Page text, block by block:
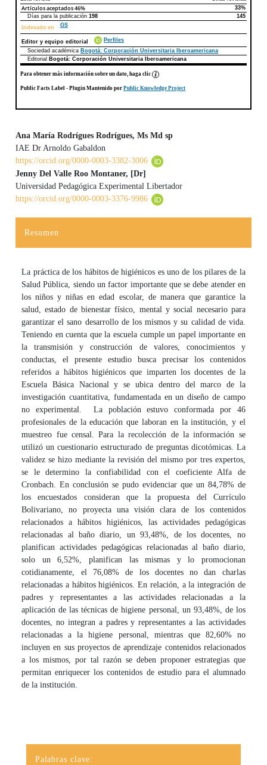
Artículos aceptados46%
33%
Días para la publicación198 145
Indexado en GS
Editor y equipo editorial
Perfiles
Sociedad académica Bogotá: Corporación Universitaria Iberoamericana
Editorial
Bogotá: Corporación Universitaria Iberoamericana
Para obtener más información sobre un dato, haga clic
Public Facts Label - Plugin Mantenido porPublic Knowledge Project
Contenido principal del artículo
Ana María Rodrígues Rodrígues, Ms Md sp
IAE Dr Arnoldo Gabaldon
https://orcid.org/0000-0003-3382-3006
Jenny Del Valle Roo Montaner, [Dr]
Universidad Pedagógica Experimental Libertador
https://orcid.org/0000-0003-3376-9986
Resumen
La práctica de los hábitos de higiénicos es uno de los pilares de la
Salud Pública, siendo un factor importante que se debe atender en
los niños y niñas en edad escolar, de manera que garantice la
salud, estado de bienestar físico, mental y social necesario para
garantizar el sano desarrollo de los mismos y su calidad de vida.
Teniendo en cuenta que la escuela cumple un papel importante en
la transmisión y construcción de valores, conocimientos y
conductas, el presente estudio busca precisar los contenidos
referidos a hábitos higiénicos que imparten los docentes de la
Escuela Básica Nacional y se ubica dentro del marco de la
investigación cuantitativa, fundamentada en un diseño de campo
no experimental. La población estuvo conformada por 46
profesionales de la educación que laboran en la institución, y el
muestreo fue censal. Para la recolección de la información se
utilizó un cuestionario estructurado de preguntas dicotómicas. La
validez se hizo mediante la revisión del mismo por tres expertos,
se le determino la confiabilidad con el coeficiente Alfa de
Cronbach. En conclusión se pudo evidenciar que un 84,78% de
los encuestados consideran que la propuesta del Currículo
Bolivariano, no proyecta una visión clara de los contenidos
relacionados a hábitos higiénicos, las actividades pedagógicas
relacionadas al baño diario, un 93,48%, de los docentes, no
planifican actividades pedagógicas relacionadas al baño diario,
solo un 6,52%, planifican las mismas y lo promocionan
cotidianamente, el 76,08% de los docentes no dan charlas
relacionadas a hábitos higiénicos. En relación, a la integración de
padres y representantes a las actividades relacionadas a la
aplicación de las técnicas de higiene personal, un 93,48%, de los
docentes, no integran a padres y representantes a las actividades
relacionadas a la higiene personal, mientras que 82,60% no
incluyen en sus proyectos de aprendizaje contenidos relacionados
a los mismos, por tal razón se deben proponer estrategias que
permitan enriquecer los contenidos de estudio para el alumnado
de la institución.
Palabras clave: